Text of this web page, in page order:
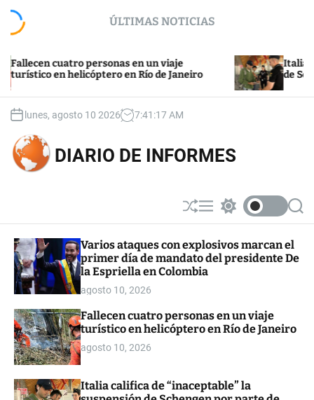
c
ÚLTIMAS NOTICIAS
cuatro personas en un viaje
en helicóptero en Río de Janeiro
Italia califica
de Schengen
lunes, agosto 10 2026 7:41 :18AM
DIARIO DE INFORMES
S
h
ff
l
e
M
e
u
w
t
c
o
r
S
e
r
c
Varios ataques con explosivos marcan el
primer día de mandato del presidente De
la Espriella en Colombia
agosto 10, 2026
Fallecen cuatro personas en un viaje
turístico en helicóptero en Río de Janeiro
agosto 10, 2026
Italia califica de “inaceptable” la